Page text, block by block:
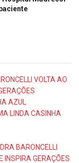
VOLTA AO
AZUL
LINDA CASINHA
BARONCELLI
INSPIRA GERAÇÕES